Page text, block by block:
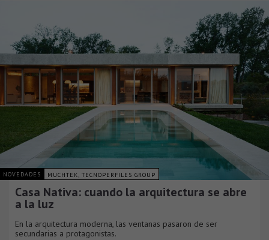
NOVEDADES MUCHTEK, TECNOPERFILES GROUP
Casa Nativa: cuando la arquitectura se abre
a la luz
En la arquitectura moderna, las ventanas pasaron de ser
secundarias a protagonistas.